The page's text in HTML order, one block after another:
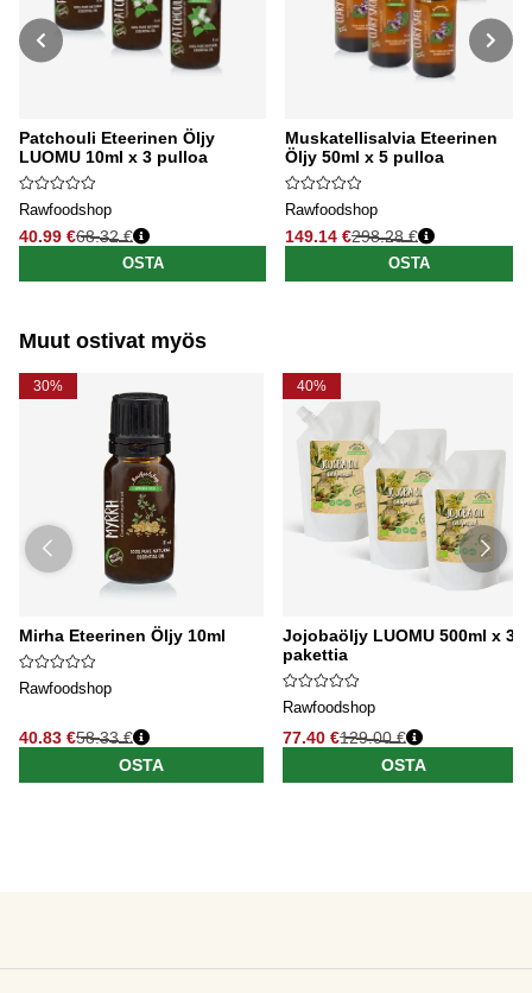
Patchouli Eteerinen Öljy
LUOMU 10ml x 3 pulloa
Rawfoodshop
40.99 €
Normaali hinta
68.32 €
OSTA
Muskatellisalvia Eteerinen
Öljy 50ml x 5 pulloa
Rawfoodshop
149.14 €
Normaali hinta
298.28 €
OSTA
Muut ostivat myös
30%
Mirha Eteerinen Öljy 10ml
Rawfoodshop
40.83 €58.33 €
OSTA
40%
Jojobaöljy LUOMU 500ml x 3
pakettia
Rawfoodshop
77.40 €129.00 €
OSTA